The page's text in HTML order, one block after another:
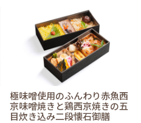
極味噌使用のふんわり赤魚西
京味噌焼きと鶏西京焼きの五
目炊き込み二段懐石御膳